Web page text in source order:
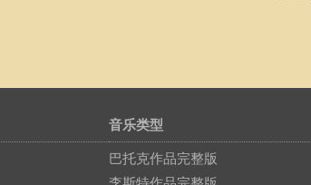
音乐类型
巴托克作品完整版